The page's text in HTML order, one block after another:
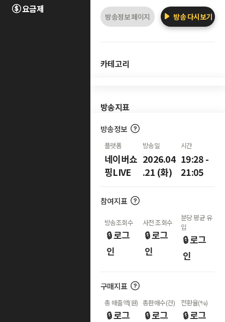
요금제
방송정보 페이지 방송 다시보기
카테고리
방송지표
방송정보
플랫폼
네이버쇼
핑LIVE
방송일
2026.04
.21 (화)
시간
19:28 -
21:05
참여지표
방송조회수
🔒 로그
인
사전 조회수
🔒 로그
인
분당 평균 유
입
🔒 로그
인
구매지표
총 매출액(원)
🔒 로그
총판매수(건)
🔒 로그
전환율(%)
🔒 로그